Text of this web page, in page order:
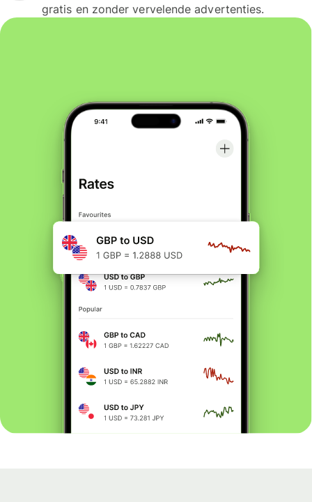
gratis en zonder vervelende advertenties.